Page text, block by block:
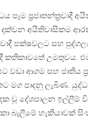
ප්‍රජාතන්ත්‍රවාදී
දක්වන අයිතිවාසිකම
පක්ෂවලට සහ
කතිකාවතේ උමතුවය.
වඩා ආගම සහ ජාතිය
මග පාදනු ලැබිණ.
වූ දේශපාලන ඉල්ලීම්
බැලීමේ හැකියාවක්